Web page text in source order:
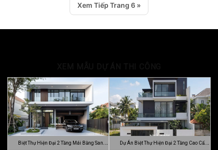
Xem Tiếp Trang 6 »
Biệt Thự Hiện Đại 2 Tầng Mái Bằng Sang Dự Án Biệt Thự Hiện Đại 2 Tầng Cao Cấp